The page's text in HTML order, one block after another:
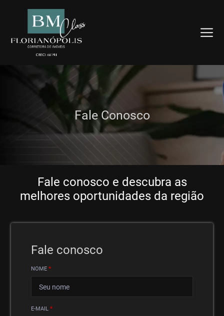
Fale Conosco
Fale conosco e descubra as
melhores oportunidades da região
Fale conosco
NOME*
E-MAIL*